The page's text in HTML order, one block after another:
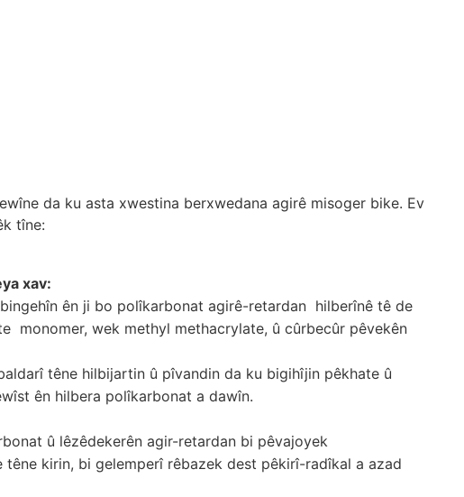
da ku asta xwestina berxwedana agirê misoger bike. Ev
tîne:
xav:
ên ji bo polîkarbonat agirê-retardan hilberînê tê de
monomer, wek methyl methacrylate, û cûrbecûr pêvekên
têne hilbijartin û pîvandin da ku bigihîjin pêkhate û
ên hilbera polîkarbonat a dawîn.
û lêzêdekerên agir-retardan bi pêvajoyek
têne kirin, bi gelemperî rêbazek dest pêkirî-radîkal a azad